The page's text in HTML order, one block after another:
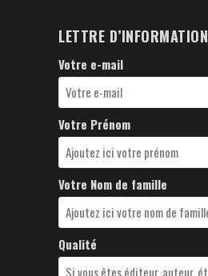
LETTRE D’INFORMATION
Votre e-mail
Votre Prénom
Votre Nom de famille
Qualité